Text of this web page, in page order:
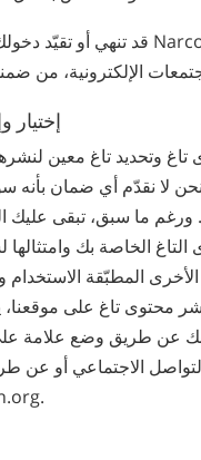
إختيار
لا نقدّم أي ضمان بأنه
ورغم ما سبق، تبقى عليك
الخاصة بك
المطبّقة الاستخدام
نشر محتوى تاغ على
عن طريق وضع علامة
الاجتماعي أو عن